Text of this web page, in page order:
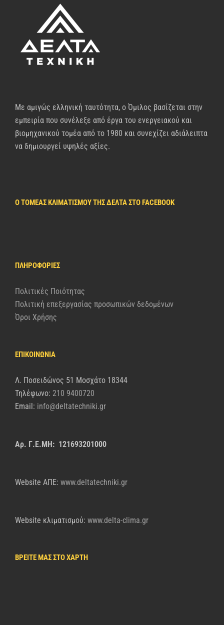
Με αμιγώς ελληνική ταυτότητα, ο Όμιλος βασίζεται στην
εμπειρία που συνέλεξε από έργα του ενεργειακού και
βιομηχανικού τομέα από το 1980 και συνεχίζει αδιάλειπτα
να δημιουργεί υψηλές αξίες.
Ο ΤΟΜΈΑΣ ΚΛΙΜΑΤΙΣΜΟΎ ΤΗΣ ΔΈΛΤΑ ΣΤΟ FACEBOOK
ΠΛΗΡΟΦΟΡΊΕΣ
Πολιτικές Ποιότητας
Πολιτική επεξεργασίας προσωπικών δεδομένων
Όροι Χρήσης
ΕΠΙΚΟΙΝΩΝΙΑ
Λ. Ποσειδώνος 51 Μοσχάτο 18344
Τηλέφωνο: 210 9400720
Email: info@deltatechniki.gr
Αρ. Γ.Ε.ΜΗ: 121693201000
Website AΠΕ: www.deltatechniki.gr
Website κλιματισμού: www.delta-clima.gr
ΒΡΕΙΤΕ ΜΑΣ ΣΤΟ ΧΑΡΤΗ